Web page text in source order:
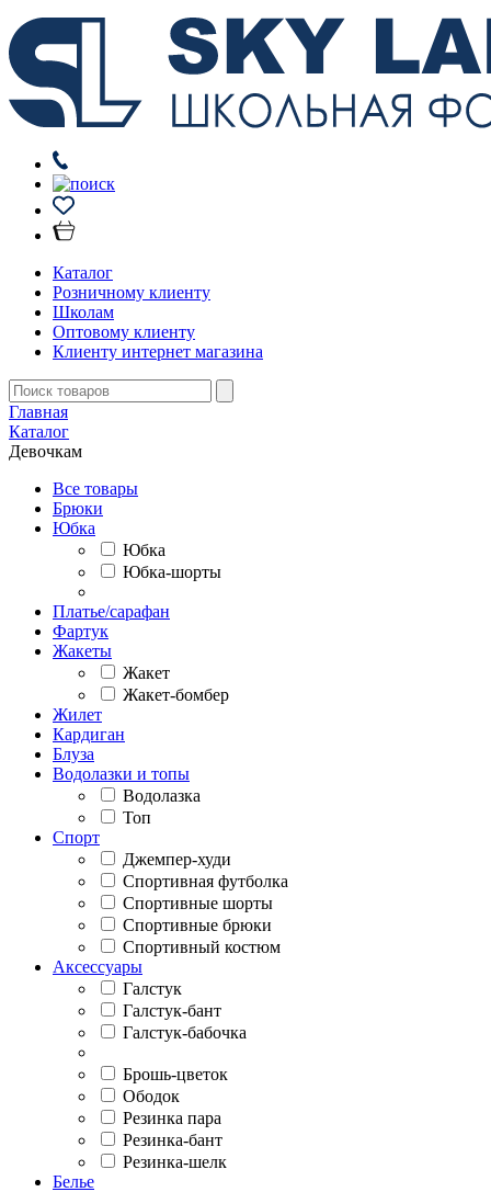
Каталог
Розничному клиенту
Школам
Оптовому клиенту
Клиенту интернет магазина
Главная
Каталог
Девочкам
Все товары
Брюки
Юбка
Юбка
Юбка-шорты
Платье/сарафан
Фартук
Жакеты
Жакет
Жакет-бомбер
Жилет
Кардиган
Блуза
Водолазки и топы
Водолазка
Топ
Спорт
Джемпер-худи
Спортивная футболка
Спортивные шорты
Спортивные брюки
Спортивный костюм
Аксессуары
Галстук
Галстук-бант
Галстук-бабочка
Брошь-цветок
Ободок
Резинка пара
Резинка-бант
Резинка-шелк
Белье